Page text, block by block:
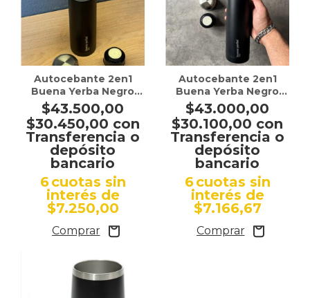
Autocebante 2en1
Buena Yerba Negro
750 ml
$43.500,00
$30.450,00 con
Transferencia o
depósito
bancario
6cuotas sin
interés de
$7.250,00
Autocebante 2en1
Buena Yerba Negro
500 ml
$43.000,00
$30.100,00 con
Transferencia o
depósito
bancario
6cuotas sin
interés de
$7.166,67